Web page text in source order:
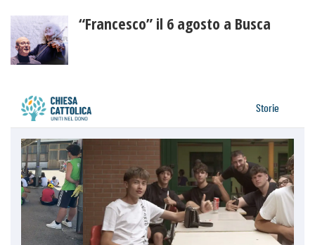
“Francesco” il 6 agosto a Busca